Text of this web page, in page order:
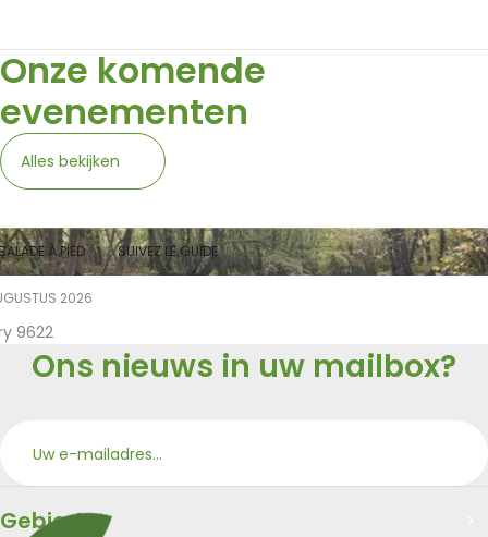
Onze komende
evenementen
Alles bekijken
2026
9622
À PIED SUIVEZ LE GUIDE
Ons nieuws in uw mailbox?
Gebied